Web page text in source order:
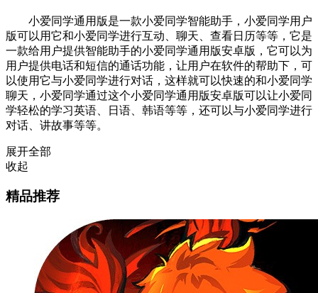
小爱同学通用版是一款小爱同学智能助手，小爱同学用户
版可以用它和小爱同学进行互动、聊天、查看日历等等，它是
一款给用户提供智能助手的小爱同学通用版安卓版，它可以为
用户提供电话和短信的通话功能，让用户在软件的帮助下，可
以使用它与小爱同学进行对话，这样就可以快速的和小爱同学
聊天，小爱同学通过这个小爱同学通用版安卓版可以让小爱同
学轻松的学习英语、日语、韩语等等，还可以与小爱同学进行
对话、讲故事等等。
展开全部
收起
精品推荐